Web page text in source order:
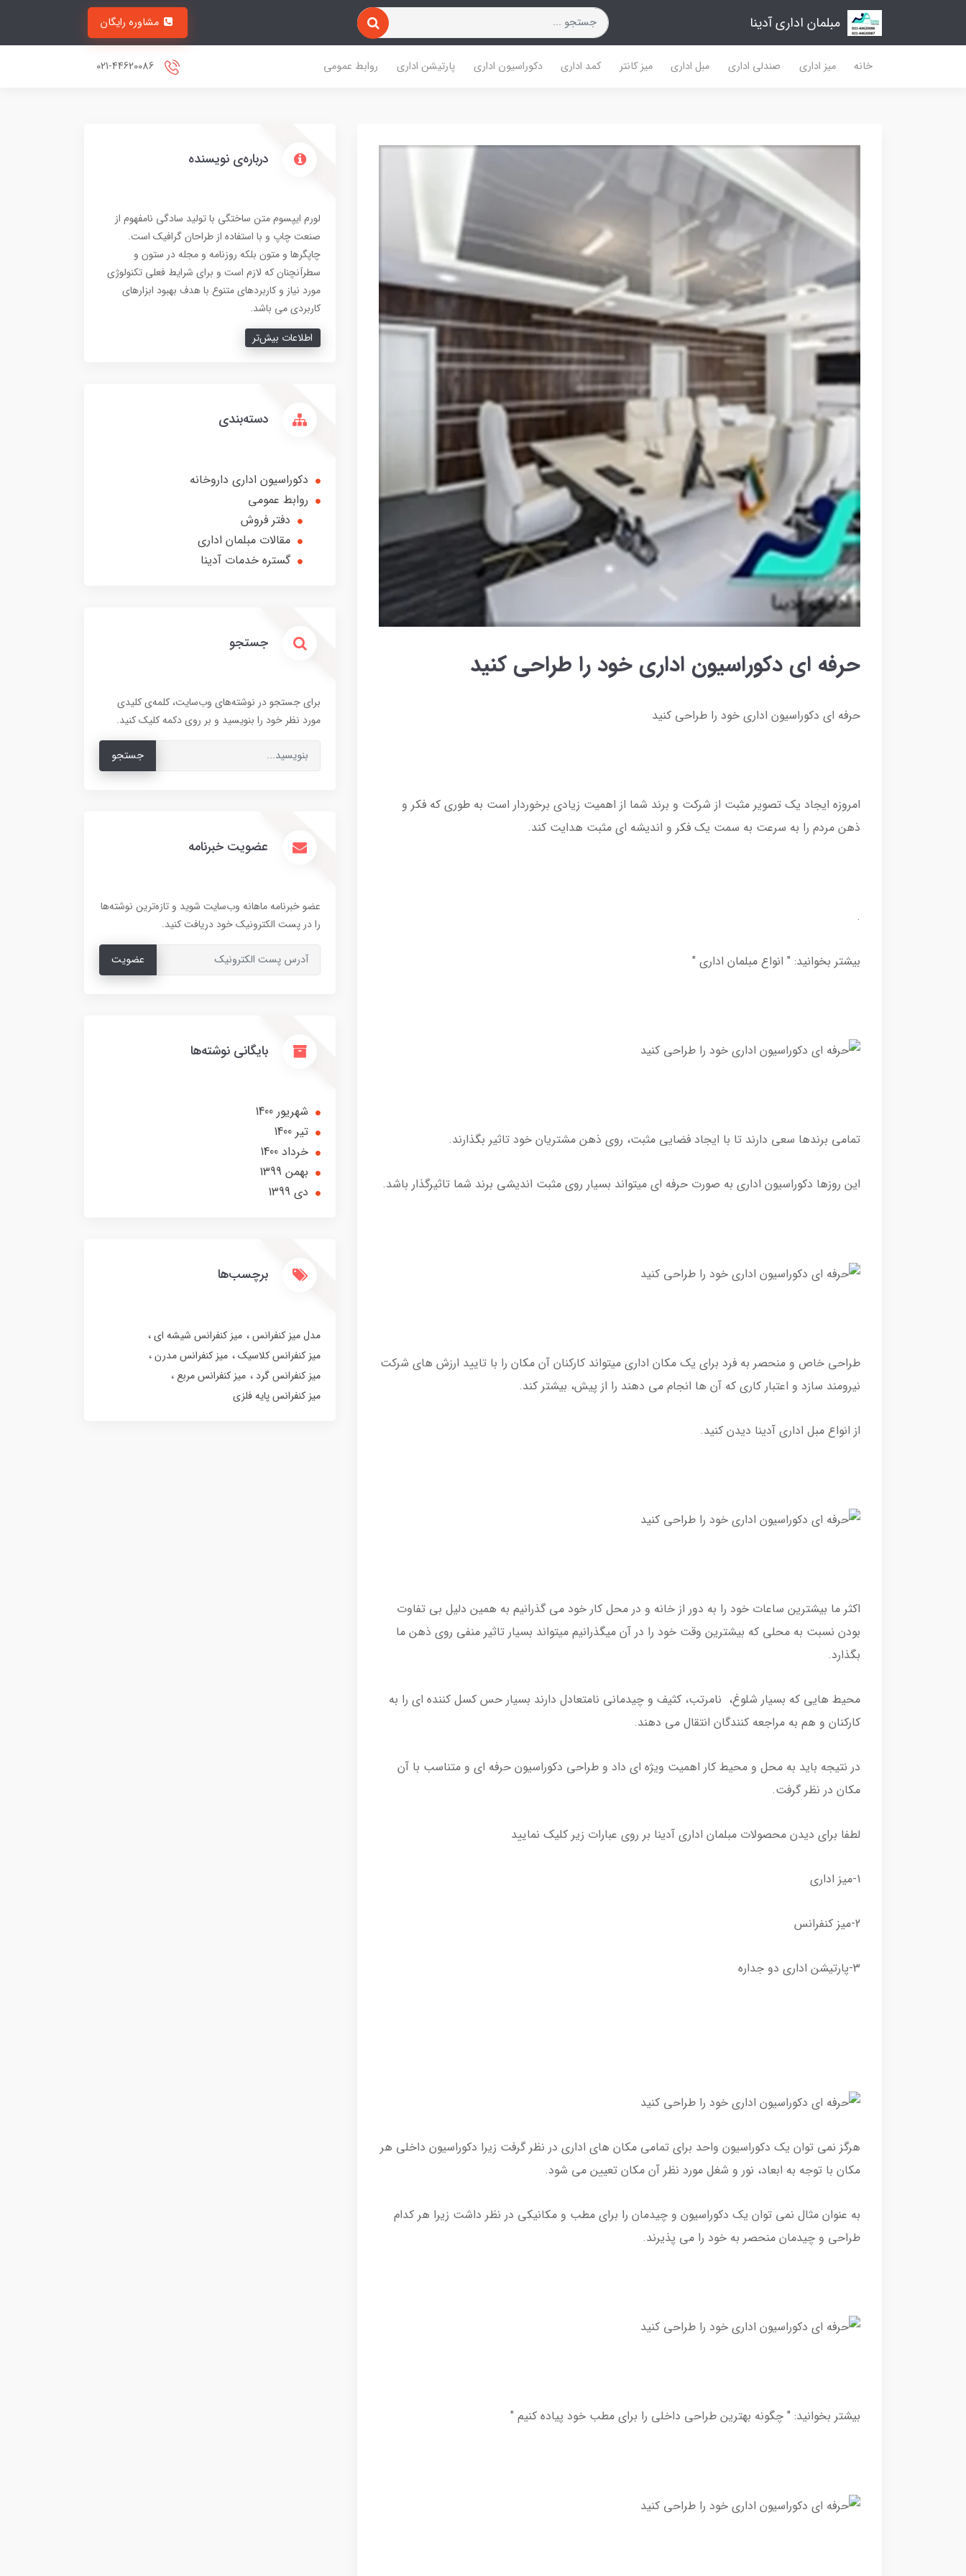
مبلمان اداری آدینا
خانه میز اداری صندلی اداری مبل اداری میز کانتر کمد اداری دکوراسیون اداری پارتیشن اداری روابط عمومی
حرفه ای دکوراسیون اداری خود را طراحی کنید
حرفه ای دکوراسیون اداری خود را طراحی کنید
امروزه ایجاد یک تصویر مثبت از شرکت و برند شما از اهمیت زیادی برخوردار است به طوری که فکر و
ذهن مردم را به سرعت به سمت یک فکر و اندیشه ای مثبت هدایت کند.
.
بیشتر بخوانید: " انواع مبلمان اداری "
تمامی برندها سعی دارند تا با ایجاد فضایی مثبت، روی ذهن مشتریان خود تاثیر بگذارند.
این روزها دکوراسیون اداری به صورت حرفه ای میتواند بسیار روی مثبت اندیشی برند شما تاثیرگذار باشد.
طراحی خاص و منحصر به فرد برای یک مکان اداری میتواند کارکنان آن مکان را با تایید ارزش های شرکت
نیرومند سازد و اعتبار کاری که آن ها انجام می دهند را از پیش، بیشتر کند.
از انواع مبل اداری آدینا دیدن کنید.
اکثر ما بیشترین ساعات خود را به دور از خانه و در محل کار خود می گذرانیم به همین دلیل بی تفاوت
بودن نسبت به محلی که بیشترین وقت خود را در آن میگذرانیم میتواند بسیار تاثیر منفی روی ذهن ما
بگذارد.
محیط هایی که بسیار شلوغ، نامرتب، کثیف و چیدمانی نامتعادل دارند بسیار حس کسل کننده ای را به
کارکنان و هم به مراجعه کنندگان انتقال می دهند.
در نتیجه باید به محل و محیط کار اهمیت ویژه ای داد و طراحی دکوراسیون حرفه ای و متناسب با آن
مکان در نظر گرفت.
لطفا برای دیدن محصولات مبلمان اداری آدینا بر روی عبارات زیر کلیک نمایید
1-میز اداری
2-میز کنفرانس
3-پارتیشن اداری دو جداره
هرگز نمی توان یک دکوراسیون واحد برای تمامی مکان های اداری در نظر گرفت زیرا دکوراسیون داخلی هر
مکان با توجه به ابعاد، نور و شغل مورد نظر آن مکان تعیین می شود.
به عنوان مثال نمی توان یک دکوراسیون و چیدمان را برای مطب و مکانیکی در نظر داشت زیرا هر کدام
طراحی و چیدمان منحصر به خود را می پذیرند.
بیشتر بخوانید: " چگونه بهترین طراحی داخلی را برای مطب خود پیاده کنیم "
درباره‌ی نویسنده
لورم ایپسوم متن ساختگی با تولید سادگی نامفهوم از
صنعت چاپ و با استفاده از طراحان گرافیک است.
چاپگرها و متون بلکه روزنامه و مجله در ستون و
سطرآنچنان که لازم است و برای شرایط فعلی تکنولوژی
مورد نیاز و کاربردهای متنوع با هدف بهبود ابزارهای
کاربردی می باشد.
اطلاعات بیش‌تر
دسته‌بندی
دکوراسیون اداری داروخانه
روابط عمومی
دفتر فروش
مقالات مبلمان اداری
گستره خدمات آدینا
جستجو
برای جستجو در نوشته‌های وب‌سایت، کلمه‌ی کلیدی
مورد نظر خود را بنویسید و بر روی دکمه کلیک کنید.
جستجو
عضویت خبرنامه
عضو خبرنامه ماهانه وب‌سایت شوید و تازه‌ترین نوشته‌ها
را در پست الکترونیک خود دریافت کنید.
عضویت
بایگانی نوشته‌ها
شهریور 1400
تير 1400
خرداد 1400
بهمن 1399
دی 1399
برچسب‌ها
مدل میز کنفرانس
میز کنفرانس شیشه ای
میز کنفرانس کلاسیک
میز کنفرانس مدرن
میز کنفرانس گرد
میز کنفرانس مربع
میز کنفرانس پایه فلزی